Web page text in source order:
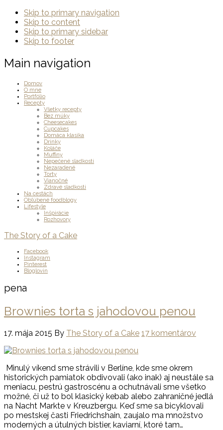
Skip to primary navigation
Skip to content
Skip to primary sidebar
Skip to footer
Main navigation
Domov
O mne
Portfólio
Recepty
Všetky recepty
Bez múky
Cheesecakes
Cupcakes
Domáca klasika
Drinky
Koláče
Muffiny
Nepečené sladkosti
Nezaradené
Torty
Vianočné
Zdravé sladkosti
Na cestách
Obľúbené foodblogy
Lifestyle
Inšpirácie
Rozhovory
The Story of a Cake
Facebook
Instagram
Pinterest
Bloglovin
pena
Brownies torta s jahodovou penou
17. mája 2015 By The Story of a Cake 17 komentárov
Minulý víkend sme strávili v Berlíne, kde sme okrem
historických pamiatok obdivovali (ako inak) aj neustále sa
meniacu, pestrú gastroscénu a ochutnávali sme všetko
možné, či už to bol klasický kebab alebo zahraničné jedlá
na Nacht Markte v Kreuzbergu. Keď sme sa bicyklovali
po mestskej časti Friedrichshain, zaujalo ma množstvo
moderných a útulných bistier, kaviarní, ktoré tam…